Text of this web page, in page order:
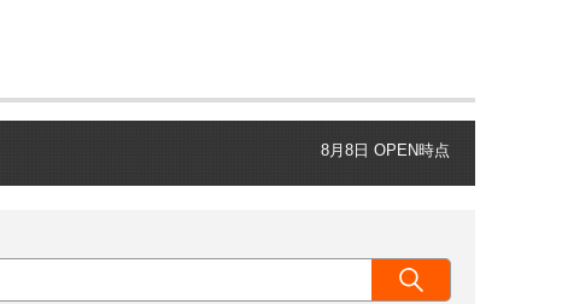
8月8日 OPEN時点